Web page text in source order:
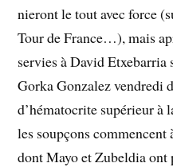
nieront le tout avec force
Tour de France…), mais
servies à David Etxebarria
Gorka Gonzalez vendredi
d’hématocrite supérieur à
les soupçons commencent
dont Mayo et Zubeldia ont